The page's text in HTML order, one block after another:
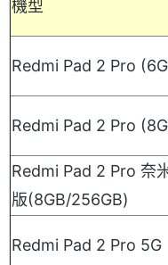
機型
Redmi Pad 2 Pro
Redmi Pad 2 Pro
Redmi Pad 2 Pro 奈
版(8GB/256GB)
Redmi Pad 2 Pro 5G